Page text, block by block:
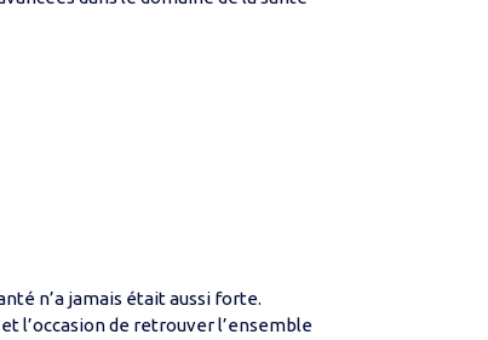
n’a jamais était aussi forte.
l’occasion de retrouver l’ensemble